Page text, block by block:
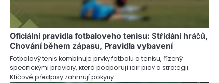
Oficiální pravidla fotbalového tenisu: Střídání hráčů,
Chování během zápasu, Pravidla vybavení
Fotbalový tenis kombinuje prvky fotbalu a tenisu, řízený
specifickými pravidly, která podporují fair play a strategii.
Klíčové předpisy zahrnují pokyny…